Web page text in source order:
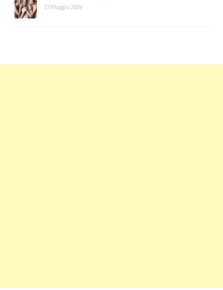
27 Maggio 2026